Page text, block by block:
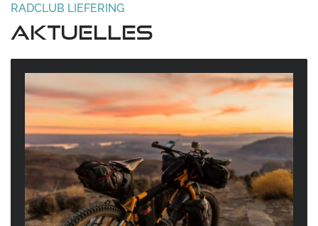
RADCLUB LIEFERING
Aktuelles